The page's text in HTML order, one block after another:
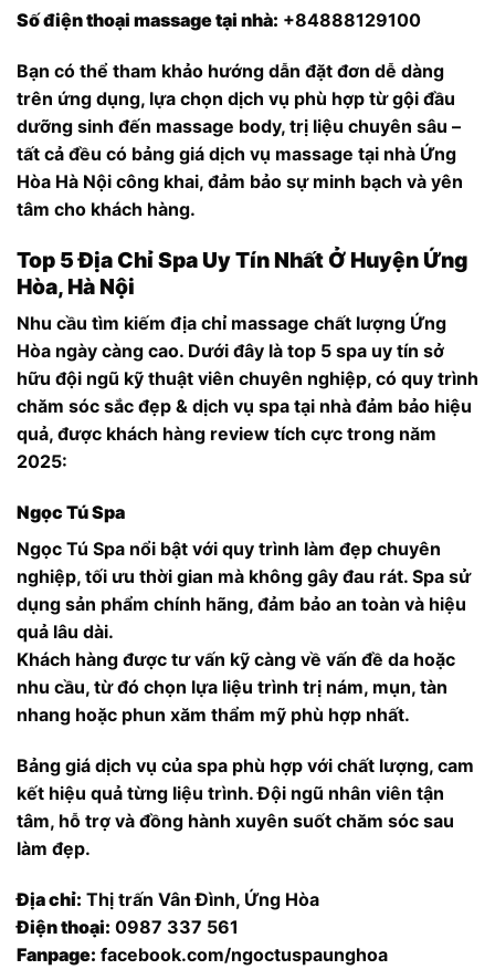
Số điện thoại massage tại nhà: +84888129100
Bạn có thể tham khảo hướng dẫn đặt đơn dễ dàng
trên ứng dụng, lựa chọn dịch vụ phù hợp từ gội đầu
dưỡng sinh đến massage body, trị liệu chuyên sâu –
tất cả đều có bảng giá dịch vụ massage tại nhà Ứng
Hòa Hà Nội công khai, đảm bảo sự minh bạch và yên
tâm cho khách hàng.
Top 5 Địa Chỉ Spa Uy Tín Nhất Ở Huyện Ứng
Hòa, Hà Nội
Nhu cầu tìm kiếm địa chỉ massage chất lượng Ứng
Hòa ngày càng cao. Dưới đây là top 5 spa uy tín sở
hữu đội ngũ kỹ thuật viên chuyên nghiệp, có quy trình
chăm sóc sắc đẹp & dịch vụ spa tại nhà đảm bảo hiệu
quả, được khách hàng review tích cực trong năm
2025:
Ngọc Tú Spa
Ngọc Tú Spa nổi bật với quy trình làm đẹp chuyên
nghiệp, tối ưu thời gian mà không gây đau rát. Spa sử
dụng sản phẩm chính hãng, đảm bảo an toàn và hiệu
quả lâu dài.
Khách hàng được tư vấn kỹ càng về vấn đề da hoặc
nhu cầu, từ đó chọn lựa liệu trình trị nám, mụn, tàn
nhang hoặc phun xăm thẩm mỹ phù hợp nhất.
Bảng giá dịch vụ của spa phù hợp với chất lượng, cam
kết hiệu quả từng liệu trình. Đội ngũ nhân viên tận
tâm, hỗ trợ và đồng hành xuyên suốt chăm sóc sau
làm đẹp.
Địa chỉ: Thị trấn Vân Đình, Ứng Hòa
Điện thoại: 0987 337 561
Fanpage: facebook.com/ngoctuspaunghoa